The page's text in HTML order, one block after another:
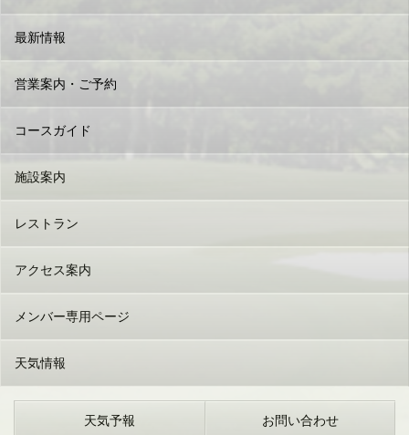
最新情報
営業案内・ご予約
コースガイド
施設案内
レストラン
アクセス案内
メンバー専用ページ
天気情報
天気予報 お問い合わせ